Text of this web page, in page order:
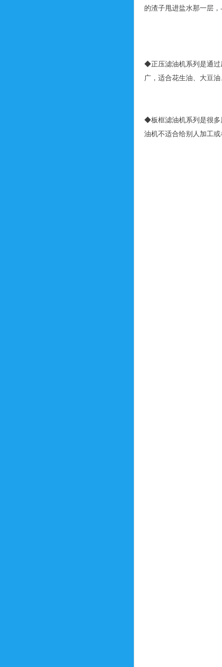
的渣子甩进盐水那一层
◆正压滤油机系列是通过
广，适合花生油、大豆
◆板框滤油机系列是很多
油机不适合给别人加工